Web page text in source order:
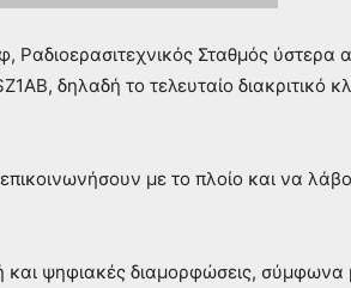
Ραδιοερασιτεχνικός Σταθμός
δηλαδή το τελευταίο
με το πλοίο και να
ψηφιακές διαμορφώσεις, σύμφωνα